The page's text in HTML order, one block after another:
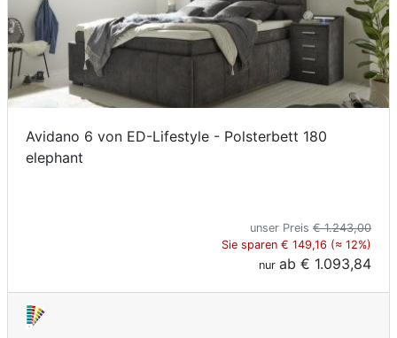
Avidano 6 von ED-Lifestyle - Polsterbett 180
elephant
unser Preis € 1.243,00
Sie sparen € 149,16 (≈ 12%)
nur ab € 1.093,84